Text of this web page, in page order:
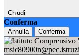
Chiudi
Conferma
Annulla Conferma